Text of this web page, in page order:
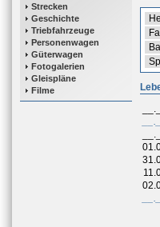
Strecken
Geschichte
Triebfahrzeuge
Personenwagen
Güterwagen
Fotogalerien
Gleispläne
Filme